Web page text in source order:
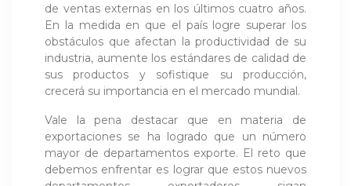
de ventas externas en los últimos cuatro años.
En la medida en que el país logre superar los
obstáculos que afectan la productividad de su
industria, aumente los estándares de calidad de
sus productos y sofistique su producción,
crecerá su importancia en el mercado mundial.
Vale la pena destacar que en materia de
exportaciones se ha logrado que un número
mayor de departamentos exporte. El reto que
debemos enfrentar es lograr que estos nuevos